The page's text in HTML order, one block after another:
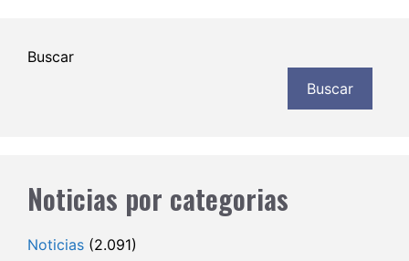
Buscar
Buscar
Noticias por categorias
Noticias (2.091)